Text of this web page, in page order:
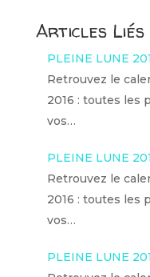
Articles Liés
PLEINE LUNE
Retrouvez le
2016 : toutes les
vos…
PLEINE LUNE
Retrouvez le
2016 : toutes les
vos…
PLEINE LUNE